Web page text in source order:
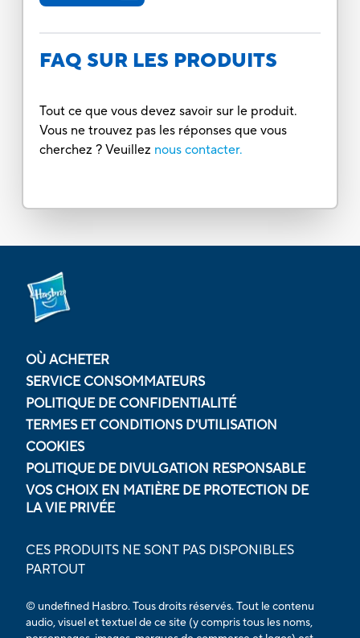
FAQ SUR LES PRODUITS
Tout ce que vous devez savoir sur le produit.
Vous ne trouvez pas les réponses que vous
cherchez ? Veuillez nous contacter.
OÙ ACHETER
SERVICE CONSOMMATEURS
POLITIQUE DE CONFIDENTIALITÉ
TERMES ET CONDITIONS D'UTILISATION
COOKIES
POLITIQUE DE DIVULGATION RESPONSABLE
VOS CHOIX EN MATIÈRE DE PROTECTION DE
LA VIE PRIVÉE
CES PRODUITS NE SONT PAS DISPONIBLES
PARTOUT
© undefined Hasbro. Tous droits réservés. Tout le contenu
audio, visuel et textuel de ce site (y compris tous les noms,